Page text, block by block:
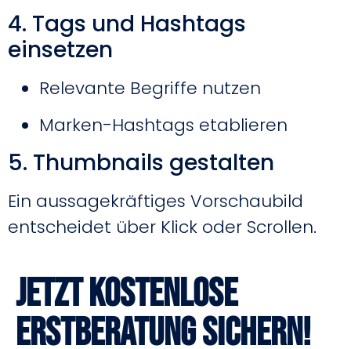
4. Tags und Hashtags
einsetzen
Relevante Begriffe nutzen
Marken-Hashtags etablieren
5. Thumbnails gestalten
Ein aussagekräftiges Vorschaubild
entscheidet über Klick oder Scrollen.
Jetzt kostenlose
Erstberatung sichern!